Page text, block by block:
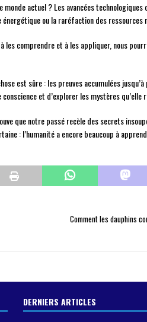
actuel ? Les avancées
ou la raréfaction des ressources
les comprendre et à les appliquer, nous
est sûre : les preuves accumulées
et d’explorer les mystères qu’elle
que notre passé recèle des secrets
: l’humanité a encore beaucoup à
Comment les dauphins
DERNIERS ARTICLES